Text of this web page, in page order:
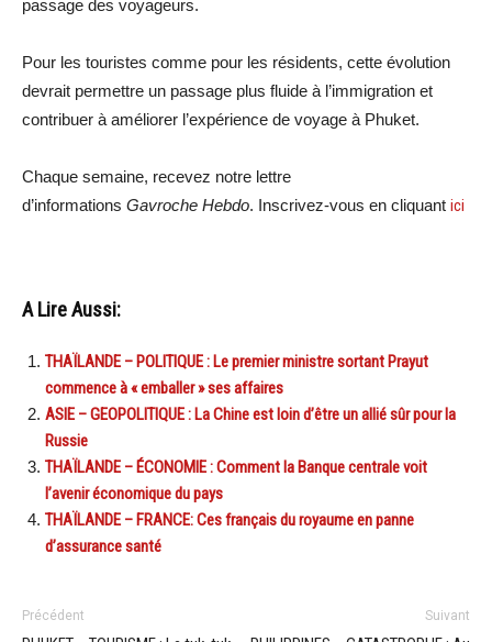
passage des voyageurs.
Pour les touristes comme pour les résidents, cette évolution
devrait permettre un passage plus fluide à l’immigration et
contribuer à améliorer l’expérience de voyage à Phuket.
Chaque semaine, recevez notre lettre
d’informations Gavroche Hebdo. Inscrivez-vous en cliquant ici
A Lire Aussi:
THAÏLANDE – POLITIQUE : Le premier ministre sortant Prayut
commence à « emballer » ses affaires
ASIE – GEOPOLITIQUE : La Chine est loin d’être un allié sûr pour la
Russie
THAÏLANDE – ÉCONOMIE : Comment la Banque centrale voit
l’avenir économique du pays
THAÏLANDE – FRANCE: Ces français du royaume en panne
d’assurance santé
Précédent Suivant